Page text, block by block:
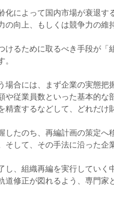
化によって国内市場が衰退
の向上、もしくは競争力の維
けるために取るべき手段が
。
場合には、まず企業の実態把
や従業員数といった基本的
精査するなどして、どれだけ
したのち、再編計画の策定
そして、その手法に沿った企
し、組織再編を実行してい
道修正が図れるよう、専門家